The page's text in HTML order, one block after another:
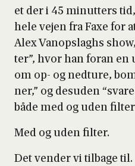
et der i 45 minut­ters
hele vej­en fra Faxe for
Alex Vanop­slag­hs
ter”, hvor han for­an
om op- og ned­t­u­re,
ner,” og des­u­den
både med og uden
Med og uden fil­ter.
Det ven­der vi til­ba­ge til.